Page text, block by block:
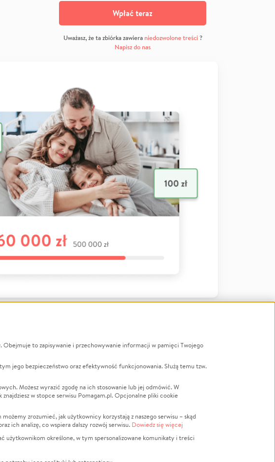
Wpłać teraz
Uważasz, że ta zbiórka zawiera niedozwolone treści?
Napisz do nas
Zbieraj na
Leczenie
Zwierzęta
Pożar
Sport
Pomoc Finansowa
Pogrzeb
LGBTQ+
Powódź
Wichura
Religia
Edukacja
Obejmuje to zapisywanie i przechowywanie informacji w pamięci Twojego
jego bezpieczeństwo oraz efektywność funkcjonowania. Służą temu tzw.
Możesz wyrazić zgodę na ich stosowanie lub jej odmówić. W
w stopce serwisu Pomagam.pl. Opcjonalne pliki cookie
zrozumieć, jak użytkownicy korzystają z naszego serwisu – skąd
ich analizę, co wspiera dalszy rozwój serwisu. Dowiedz się więcej
użytkownikom określone, w tym spersonalizowane komunikaty i treści